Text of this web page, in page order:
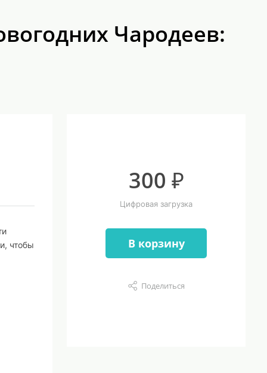
Чародеев:
чтобы
300 ₽
Цифровая загрузка
В корзину
Поделиться